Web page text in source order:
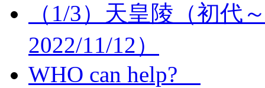
（1/3）天皇陵（初代
2022/11/12）
WHO can help?